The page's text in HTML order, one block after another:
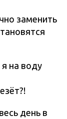
заменить
на воду
день в